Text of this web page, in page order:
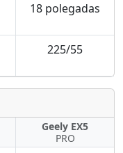
18 polegadas
225/55
Geely EX5
PRO